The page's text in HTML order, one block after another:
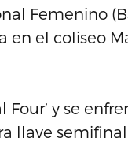
Femenino
el coliseo
y se
llave